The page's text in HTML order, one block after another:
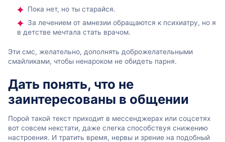
Пока нет, но ты старайся.
За лечением от амнезии обращаются к психиатру, но я
в детстве мечтала стать врачом.
Эти смс, желательно, дополнять доброжелательными
смайликами, чтобы ненароком не обидеть парня.
Дать понять, что не
заинтересованы в общении
Порой такой текст приходит в мессенджерах или соцсетях
вот совсем некстати, даже слегка способствуя снижению
настроения. И тратить время, нервы и зрение на подобный